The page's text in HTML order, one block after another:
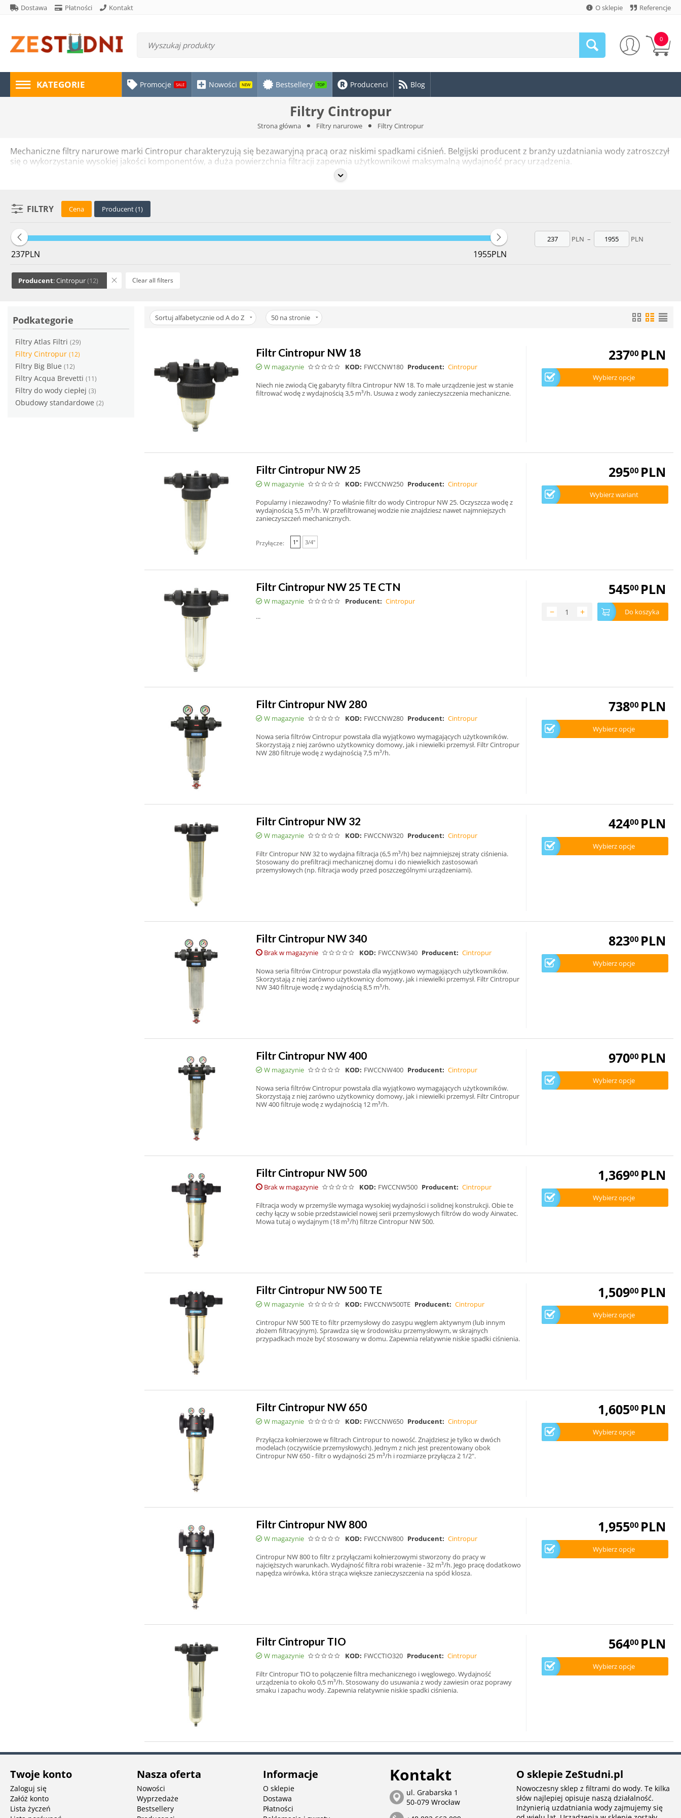
Dostawa Płatności Kontakt O sklepie Referencje
0
KATEGORIE Promocje SALE Nowości NEW Bestsellery TOP Producenci Blog
Filtry Cintropur
Strona główna Filtry narurowe Filtry Cintropur
Mechaniczne filtry narurowe marki Cintropur charakteryzują się bezawaryjną pracą oraz niskimi spadkami ciśnień. Belgijski producent z branży uzdatniania wody zatroszczył
się o wykorzystanie wysokiej jakości komponentów, a duża powierzchnia filtracji zapewnia użytkownikowi maksymalną wydajność pracy urządzenia.
Filtry marki Cintropur to niezwykle wszechstronne urządzenia, przeznaczone i polecane zarówno do użytku w gospodarstwach domowych różnej wielkości, jak i w ramach
FILTRY
Cena Producent (1)
237PLN 1955PLN
PLN – PLN
Producent: Cintropur(12) Clear all filters
Podkategorie
Filtry Atlas Filtri (29)
Filtry Cintropur (12)
Filtry Big Blue (12)
Filtry Acqua Brevetti (11)
Filtry do wody ciepłej (3)
Obudowy standardowe (2)
Sortuj alfabetycznie od A do Z 50 na stronie
Filtr Cintropur NW 18
W magazynie KOD: FWCCNW180 Producent: Cintropur
Niech nie zwiodą Cię gabaryty filtra Cintropur NW 18. To małe urządzenie jest w stanie
filtrować wodę z wydajnością 3,5 m³/h. Usuwa z wody zanieczyszczenia mechaniczne.
23700 PLN
Wybierz opcje
Filtr Cintropur NW 25
W magazynie KOD: FWCCNW250 Producent: Cintropur
Popularny i niezawodny? To właśnie filtr do wody Cintropur NW 25. Oczyszcza wodę z
wydajnością 5,5 m³/h. W przefiltrowanej wodzie nie znajdziesz nawet najmniejszych
zanieczyszczeń mechanicznych.
Przyłącze: 1" 3/4"
29500 PLN
Wybierz wariant
Filtr Cintropur NW 25 TE CTN
W magazynie Producent: Cintropur
...
54500 PLN
+
− Do koszyka
Filtr Cintropur NW 280
W magazynie KOD: FWCCNW280 Producent: Cintropur
Nowa seria filtrów Cintropur powstała dla wyjątkowo wymagających użytkowników.
Skorzystają z niej zarówno użytkownicy domowy, jak i niewielki przemysł. Filtr Cintropur
NW 280 filtruje wodę z wydajnością 7,5 m³/h.
73800 PLN
Wybierz opcje
Filtr Cintropur NW 32
W magazynie KOD: FWCCNW320 Producent: Cintropur
Filtr Cintropur NW 32 to wydajna filtracja (6,5 m³/h) bez najmniejszej straty ciśnienia.
Stosowany do prefiltracji mechanicznej domu i do niewielkich zastosowań
przemysłowych (np. filtracja wody przed poszczególnymi urządzeniami).
42400 PLN
Wybierz opcje
Filtr Cintropur NW 340
Brak w magazynie KOD: FWCCNW340 Producent: Cintropur
Nowa seria filtrów Cintropur powstała dla wyjątkowo wymagających użytkowników.
Skorzystają z niej zarówno użytkownicy domowy, jak i niewielki przemysł. Filtr Cintropur
NW 340 filtruje wodę z wydajnością 8,5 m³/h.
82300 PLN
Wybierz opcje
Filtr Cintropur NW 400
W magazynie KOD: FWCCNW400 Producent: Cintropur
Nowa seria filtrów Cintropur powstała dla wyjątkowo wymagających użytkowników.
Skorzystają z niej zarówno użytkownicy domowy, jak i niewielki przemysł. Filtr Cintropur
NW 400 filtruje wodę z wydajnością 12 m³/h.
97000 PLN
Wybierz opcje
Filtr Cintropur NW 500
Brak w magazynie KOD: FWCCNW500 Producent: Cintropur
Filtracja wody w przemyśle wymaga wysokiej wydajności i solidnej konstrukcji. Obie te
cechy łączy w sobie przedstawiciel nowej serii przemysłowych filtrów do wody Airwatec.
Mowa tutaj o wydajnym (18 m³/h) filtrze Cintropur NW 500.
1,36900 PLN
Wybierz opcje
Filtr Cintropur NW 500 TE
W magazynie KOD: FWCCNW500TE Producent: Cintropur
Cintropur NW 500 TE to filtr przemysłowy do zasypu węglem aktywnym (lub innym
złożem filtracyjnym). Sprawdza się w środowisku przemysłowym, w skrajnych
przypadkach może być stosowany w domu. Zapewnia relatywnie niskie spadki ciśnienia.
1,50900 PLN
Wybierz opcje
Filtr Cintropur NW 650
W magazynie KOD: FWCCNW650 Producent: Cintropur
Przyłącza kołnierzowe w filtrach Cintropur to nowość. Znajdziesz je tylko w dwóch
modelach (oczywiście przemysłowych). Jednym z nich jest prezentowany obok
Cintropur NW 650 - filtr o wydajności 25 m³/h i rozmiarze przyłącza 2 1/2".
1,60500 PLN
Wybierz opcje
Filtr Cintropur NW 800
W magazynie KOD: FWCCNW800 Producent: Cintropur
Cintropur NW 800 to filtr z przyłączami kołnierzowymi stworzony do pracy w
najcięższych warunkach. Wydajność filtra robi wrażenie - 32 m³/h. Jego pracę dodatkowo
napędza wirówka, która strąca większe zanieczyszczenia na spód klosza.
1,95500 PLN
Wybierz opcje
Filtr Cintropur TIO
W magazynie KOD: FWCCTIO320 Producent: Cintropur
Filtr Cintropur TIO to połączenie filtra mechanicznego i węglowego. Wydajność
urządzenia to około 0,5 m³/h. Stosowany do usuwania z wody zawiesin oraz poprawy
smaku i zapachu wody. Zapewnia relatywnie niskie spadki ciśnienia.
56400 PLN
Wybierz opcje
Twoje konto
Zaloguj się
Załóż konto
Lista życzeń
Nasza oferta
Nowości
Wyprzedaże
Bestsellery
Informacje
O sklepie
Dostawa
Płatności
Kontakt
ul. Grabarska 1
50-079 Wrocław
O sklepie ZeStudni.pl
Nowoczesny sklep z filtrami do wody. Te kilka
słów najlepiej opisuje naszą działalność.
Inżynierią uzdatniania wody zajmujemy się